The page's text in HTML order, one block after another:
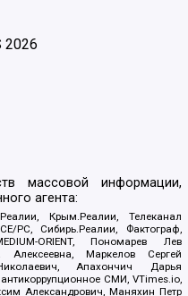
2026
массовой информации,
агента:
Крым.Реалии, Телеканал
PC, Сибирь.Реалии, Фактограф,
ORIENT, Пономарев Лев
Маркелов Сергей
Апахончич Дарья
СМИ, VTimes.io,
Александрович, Маняхин Петр